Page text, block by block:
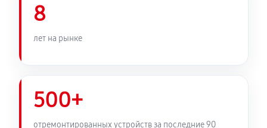
8
лет на рынке
500+
отремонтированных устройств за последние 90